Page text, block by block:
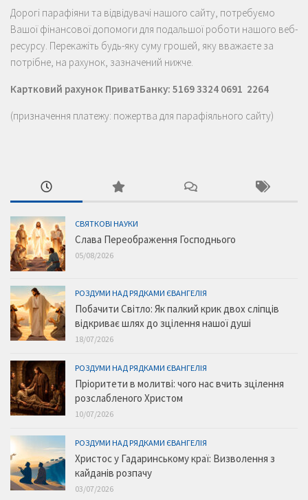
Дорогі парафіяни та відвідувачі нашого сайту, потребуємо
Вашої фінансової допомоги для подальшої роботи нашого веб-
ресурсу. Перекажіть будь-яку суму грошей, яку вважаєте за
потрібне, на рахунок, зазначений нижче.
Картковий рахунок ПриватБанку: 5169 3324 0691 2264
(призначення платежу: пожертва для парафіяльного сайту)
СВЯТКОВІ НАУКИ
Слава Переображення Господнього
05/08/2026
РОЗДУМИ НАД РЯДКАМИ ЄВАНГЕЛІЯ
Побачити Світло: Як палкий крик двох сліпців
відкриває шлях до зцілення нашої душі
18/07/2026
РОЗДУМИ НАД РЯДКАМИ ЄВАНГЕЛІЯ
Пріоритети в молитві: чого нас вчить зцілення
розслабленого Христом
10/07/2026
РОЗДУМИ НАД РЯДКАМИ ЄВАНГЕЛІЯ
Христос у Гадаринському краї: Визволення з
кайданів розпачу
03/07/2026